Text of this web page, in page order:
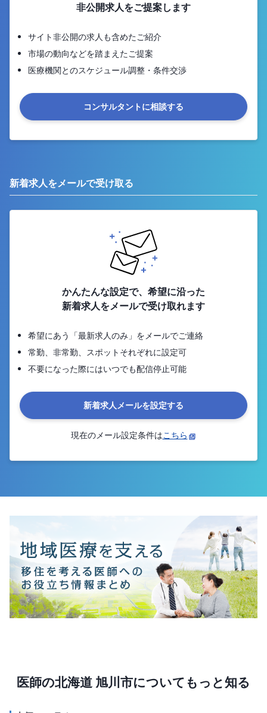
非公開求人をご提案します
サイト非公開の求人も含めたご紹介
市場の動向などを踏まえたご提案
医療機関とのスケジュール調整・条件交渉
コンサルタントに相談する
新着求人をメールで受け取る
かんたんな設定で、希望に沿った
新着求人をメールで受け取れます
希望にあう「最新求人のみ」をメールでご連絡
常勤、非常勤、スポットそれぞれに設定可
不要になった際にはいつでも配信停止可能
新着求人メールを設定する
現在のメール設定条件はこちら
医師の北海道 旭川市についてもっと知る